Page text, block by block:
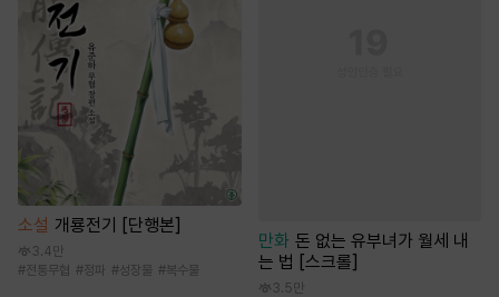
소설 개룡전기 [단행본]
3.4만
#전통무협 #정파 #성장물 #복수물
만화 돈 없는 유부녀가 월세 내
는 법 [스크롤]
3.5만